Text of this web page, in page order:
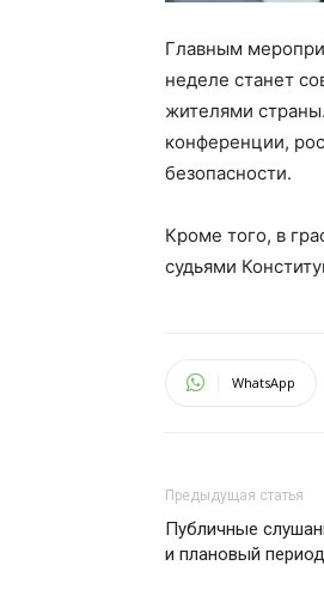
Главным
неделе станет
жителями
конференции,
безопасности.
Кроме того, в
судьями
WhatsApp
Предыдущая статья
Публичные
и плановый